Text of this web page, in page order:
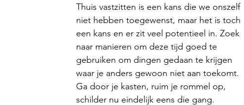
Thuis vastzitten is een kans die we onszelf
niet hebben toegewenst, maar het is toch
een kans en er zit veel potentieel in. Zoek
naar manieren om deze tijd goed te
gebruiken om dingen gedaan te krijgen
waar je anders gewoon niet aan toekomt.
Ga door je kasten, ruim je rommel op,
schilder nu eindelijk eens die gang.